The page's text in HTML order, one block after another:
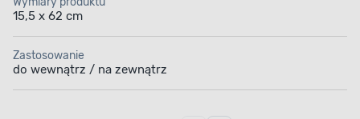
15,5 x 62 cm
Zastosowanie
do wewnątrz / na zewnątrz